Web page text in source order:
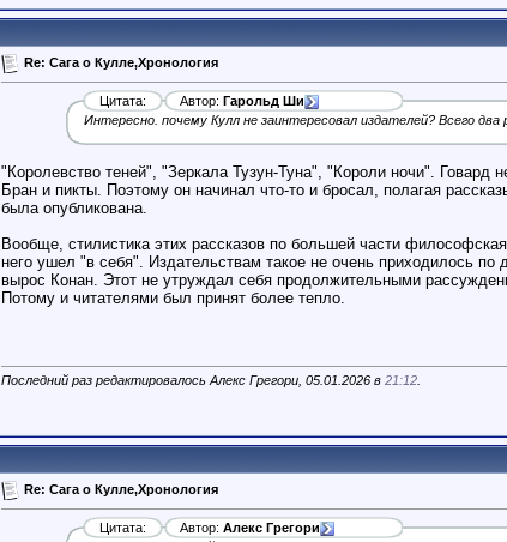
Re: Сага о Кулле,Хронология
Цитата: Автор: Гарольд Ши
Интересно. почему Кулл не заинтересовал издателей? Всего два
"Королевство теней", "Зеркала Тузун-Туна", "Короли ночи". Говард
Бран и пикты. Поэтому он начинал что-то и бросал, полагая
была опубликована.
Вообще, стилистика этих рассказов по большей части
него ушел "в себя". Издательствам такое не очень приходилось
вырос Конан. Этот не утруждал себя продолжительными
Потому и читателями был принят более тепло.
Последний раз редактировалось Алекс Грегори, 05.01.2026 в 21:12
Re: Сага о Кулле,Хронология
Цитата: Автор: Алекс Грегори